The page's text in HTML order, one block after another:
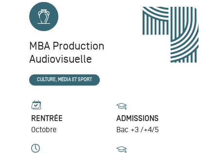
MBA Production
Audiovisuelle
CULTURE, MÉDIA ET SPORT
RENTRÉE
Octobre
ADMISSIONS
Bac +3 /+4/5